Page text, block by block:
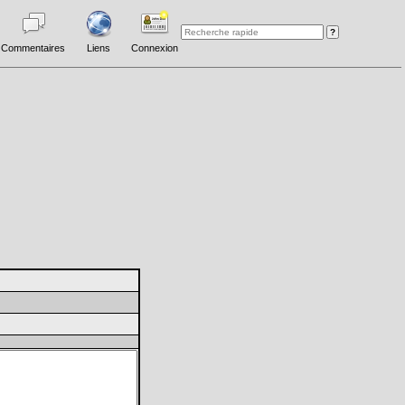
Commentaires Liens Connexion